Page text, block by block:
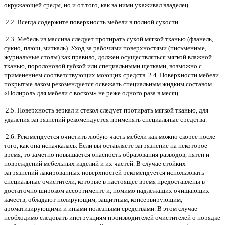
окружающей среды, но и от того, как за ними ухаживал владелец.
2.2. Всегда содержите поверхность мебели в полной сухости.
2.3. Мебель из массива следует протирать сухой мягкой тканью (фланель,
сукно, плюш, миткаль). Уход за рабочими поверхностями (письменные,
журнальные столы) как правило, должен осуществляться мягкой влажной
тканью, поролоновой губкой или специальными щетками, возможно с
применением соответствующих моющих средств. 2.4. Поверхности мебели
покрытые лаком рекомендуется освежать специальным жидким составом
«Полироль для мебели с воском» не реже одного раза в месяц.
2.5. Поверхность зеркал и стекол следует протирать мягкой тканью, для
удаления загрязнений рекомендуется применять специальные средства.
2.6. Рекомендуется очистить любую часть мебели как можно скорее после
того, как она испачкалась. Если вы оставляете загрязнение на некоторое
время, то заметно повышается опасность образования разводов, пятен и
повреждений мебельных изделий и их частей. В случае стойких
загрязнений лакированных поверхностей рекомендуется использовать
специальные очистители, которые в настоящее время предоставлены в
достаточно широком ассортименте и, помимо надлежащих очищающих
качеств, обладают полирующим, защитным, консервирующим,
ароматизирующими и иными полезными средствами. В этом случае
необходимо следовать инструкциям производителей очистителей о порядке